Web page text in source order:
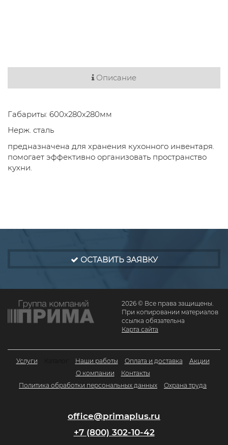
Описание
Габариты: 600х280х280мм
Нерж. сталь
предназначена для хранения кухонного инвентаря.
помогает эффективно организовать пространство
кухни.
ОСТАВИТЬ ЗАЯВКУ
2026 © Все права защищены.
При копировании материалов
ссылка обязательна
Карта сайта
Услуги Наши работы Оплата и доставка
Акции
О компании
Контакты
Политика обработки персональных данных
Охрана труда
office@primaplus.ru
+7 (800) 302-10-42